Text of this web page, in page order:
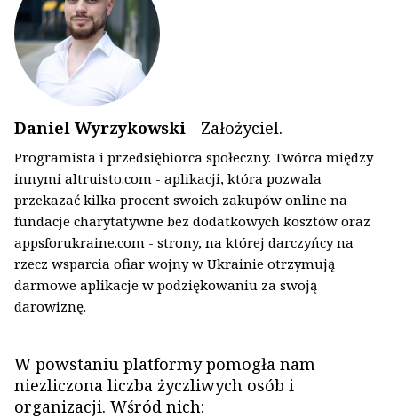
Daniel Wyrzykowski - Założyciel.
Programista i przedsiębiorca społeczny. Twórca między
innymi altruisto.com - aplikacji, która pozwala
przekazać kilka procent swoich zakupów online na
fundacje charytatywne bez dodatkowych kosztów oraz
appsforukraine.com - strony, na której darczyńcy na
rzecz wsparcia ofiar wojny w Ukrainie otrzymują
darmowe aplikacje w podziękowaniu za swoją
darowiznę.
W powstaniu platformy pomogła nam
niezliczona liczba życzliwych osób i
organizacji. Wśród nich: